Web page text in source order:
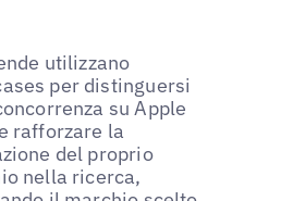
utilizzano
per distinguersi
su Apple
rafforzare la
del proprio
nella ricerca,